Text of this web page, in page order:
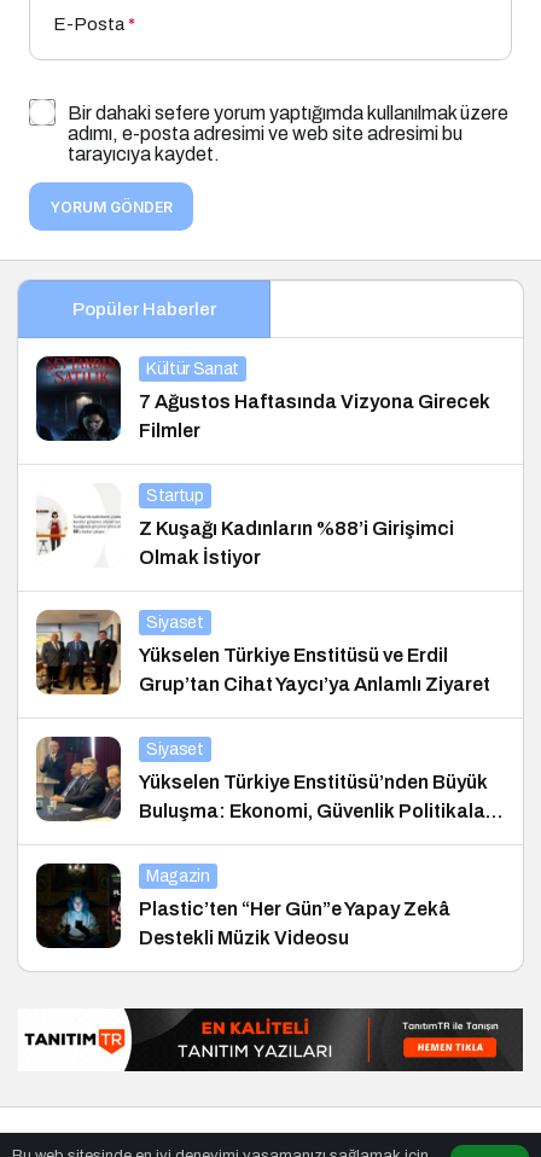
E-Posta*
Bir dahaki sefere yorum yaptığımda kullanılmak üzere
adımı, e-posta adresimi ve web site adresimi bu
tarayıcıya kaydet.
YORUM GÖNDER
Popüler Haberler
Kültür Sanat
7 Ağustos Haftasında Vizyona Girecek
Filmler
Startup
Z Kuşağı Kadınların %88’i Girişimci
Olmak İstiyor
Siyaset
Yükselen Türkiye Enstitüsü ve Erdil
Grup’tan Cihat Yaycı’ya Anlamlı Ziyaret
Siyaset
Yükselen Türkiye Enstitüsü’nden Büyük
Buluşma: Ekonomi, Güvenlik Politikaları
ve Hukuk Konferansı
Magazin
Plastic’ten “Her Gün”e Yapay Zekâ
Destekli Müzik Videosu
en iyiler